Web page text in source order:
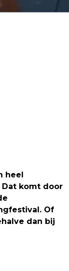
heel
Dat komt door
Of
dan bij